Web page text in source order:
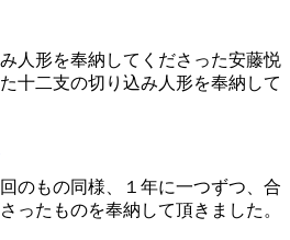
人形を奉納してくださった安藤悦
十二支の切り込み人形を奉納して
のもの同様、１年に一つずつ、合
ったものを奉納して頂きました。